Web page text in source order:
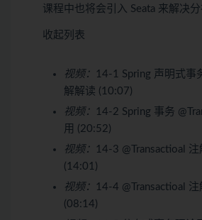
课程中也将会引入 Seata 来解决
收起列表
视频：
14-1 Spring 声明式事
解解读 (10:07)
视频：
14-2 Spring 事务
用 (20:52)
视频：
14-3 @Transactioal
(14:01)
视频：
14-4 @Transactioal
(08:14)